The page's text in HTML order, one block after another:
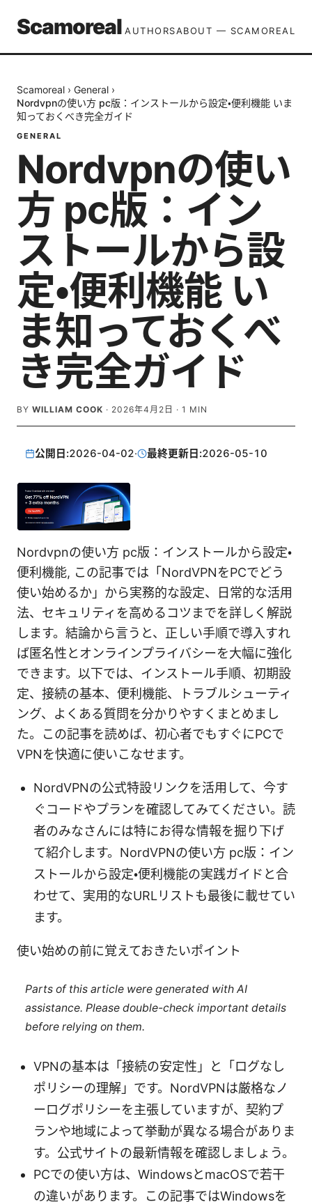
Scamoreal AUTHORSABOUT — SCAMOREAL
Scamoreal › General ›
Nordvpnの使い方 pc版：インストールから設定・便利機能 いま
知っておくべき完全ガイド
GENERAL
Nordvpnの使い
方 pc版：イン
ストールから設
定・便利機能 い
ま知っておくべ
き完全ガイド
BY WILLIAM COOK · 2026年4月2日 · 1 MIN
公開日:2026-04-02· 最終更新日:2026-05-10
Nordvpnの使い方 pc版：インストールから設定・
便利機能, この記事では「NordVPNをPCでどう
使い始めるか」から実務的な設定、日常的な活用
法、セキュリティを高めるコツまでを詳しく解説
します。結論から言うと、正しい手順で導入すれ
ば匿名性とオンラインプライバシーを大幅に強化
できます。以下では、インストール手順、初期設
定、接続の基本、便利機能、トラブルシューティ
ング、よくある質問を分かりやすくまとめまし
た。この記事を読めば、初心者でもすぐにPCで
VPNを快適に使いこなせます。
NordVPNの公式特設リンクを活用して、今す
ぐコードやプランを確認してみてください。読
者のみなさんには特にお得な情報を掘り下げ
て紹介します。NordVPNの使い方 pc版：イン
ストールから設定・便利機能の実践ガイドと合
わせて、実用的なURLリストも最後に載せてい
ます。
使い始めの前に覚えておきたいポイント
Parts of this article were generated with AI
assistance. Please double-check important details
before relying on them.
VPNの基本は「接続の安定性」と「ログなし
ポリシーの理解」です。NordVPNは厳格なノ
ーログポリシーを主張していますが、契約プ
ランや地域によって挙動が異なる場合がありま
す。公式サイトの最新情報を確認しましょう。
PCでの使い方は、WindowsとmacOSで若干
の違いがあります。この記事ではWindowsを